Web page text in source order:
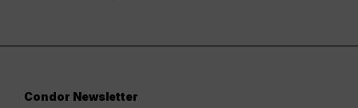
Condor Newsletter